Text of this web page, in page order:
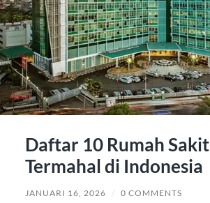
Daftar 10 Rumah Sakit
Termahal di Indonesia
JANUARI 16, 2026 / 0 COMMENTS